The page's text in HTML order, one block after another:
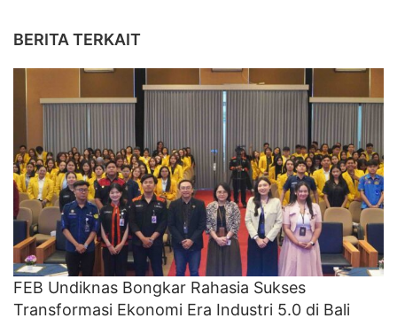
BERITA TERKAIT
FEB Undiknas Bongkar Rahasia Sukses
Transformasi Ekonomi Era Industri 5.0 di Bali